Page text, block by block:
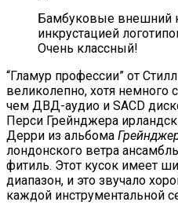
Бамбуковые внешний
инкрустацией
Очень классный!
“Гламур профессии” от
великолепно, хотя немного
чем ДВД-аудио и SACD
Перси Грейнджера
Дерри из альбома
лондонского ветра
фитиль. Этот кусок имеет
диапазон, и это звучало
каждой инструментальной